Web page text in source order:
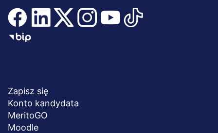
stopka
Zapisz się
Konto kandydata
MeritoGO
Moodle